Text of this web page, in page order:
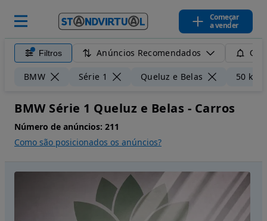
Começar
a vender
Filtros Anúncios Recomendados
BMW Série 1 Queluz e Belas 50 km
BMW Série 1 Queluz e Belas - Carros
Número de anúncios: 211
Como são posicionados os anúncios?